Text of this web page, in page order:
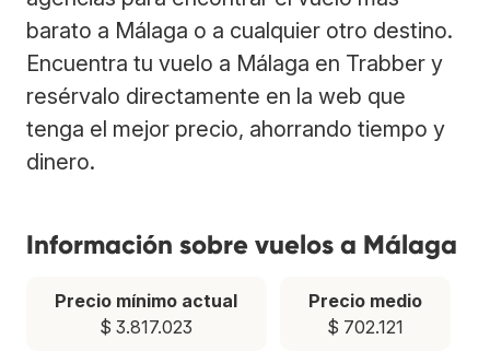
barato a Málaga o a cualquier otro destino.
Encuentra tu vuelo a Málaga en Trabber y
resérvalo directamente en la web que
tenga el mejor precio, ahorrando tiempo y
dinero.
Información sobre vuelos a Málaga
Precio mínimo actual
$ 3.817.023
Precio medio
$ 702.121